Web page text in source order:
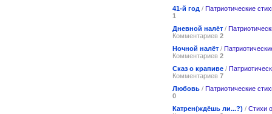
41-й год / Патриотические
1
Дневной налёт /
Комментариев 2
Ночной налёт /
Комментариев 2
Сказ о крапиве /
Комментариев 7
Любовь / Патриотические
0
Катрен(ждёшь ли...?) / Стихи